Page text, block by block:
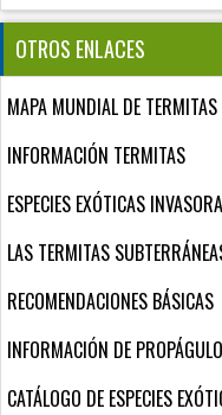
OTROS ENLACES
MAPA MUNDIAL DE TERMITAS
INFORMACIÓN TERMITAS
ESPECIES EXÓTICAS
LAS TERMITAS
RECOMENDACIONES BÁSICAS
INFORMACIÓN DE
CATÁLOGO DE ESPECIES